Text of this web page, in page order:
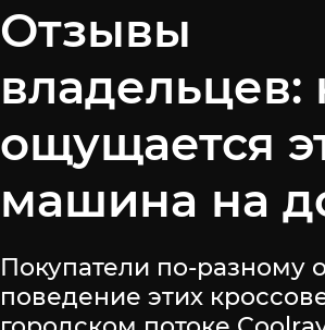
Отзывы
владельцев:
ощущается
машина на
Покупатели по-разному
поведение этих